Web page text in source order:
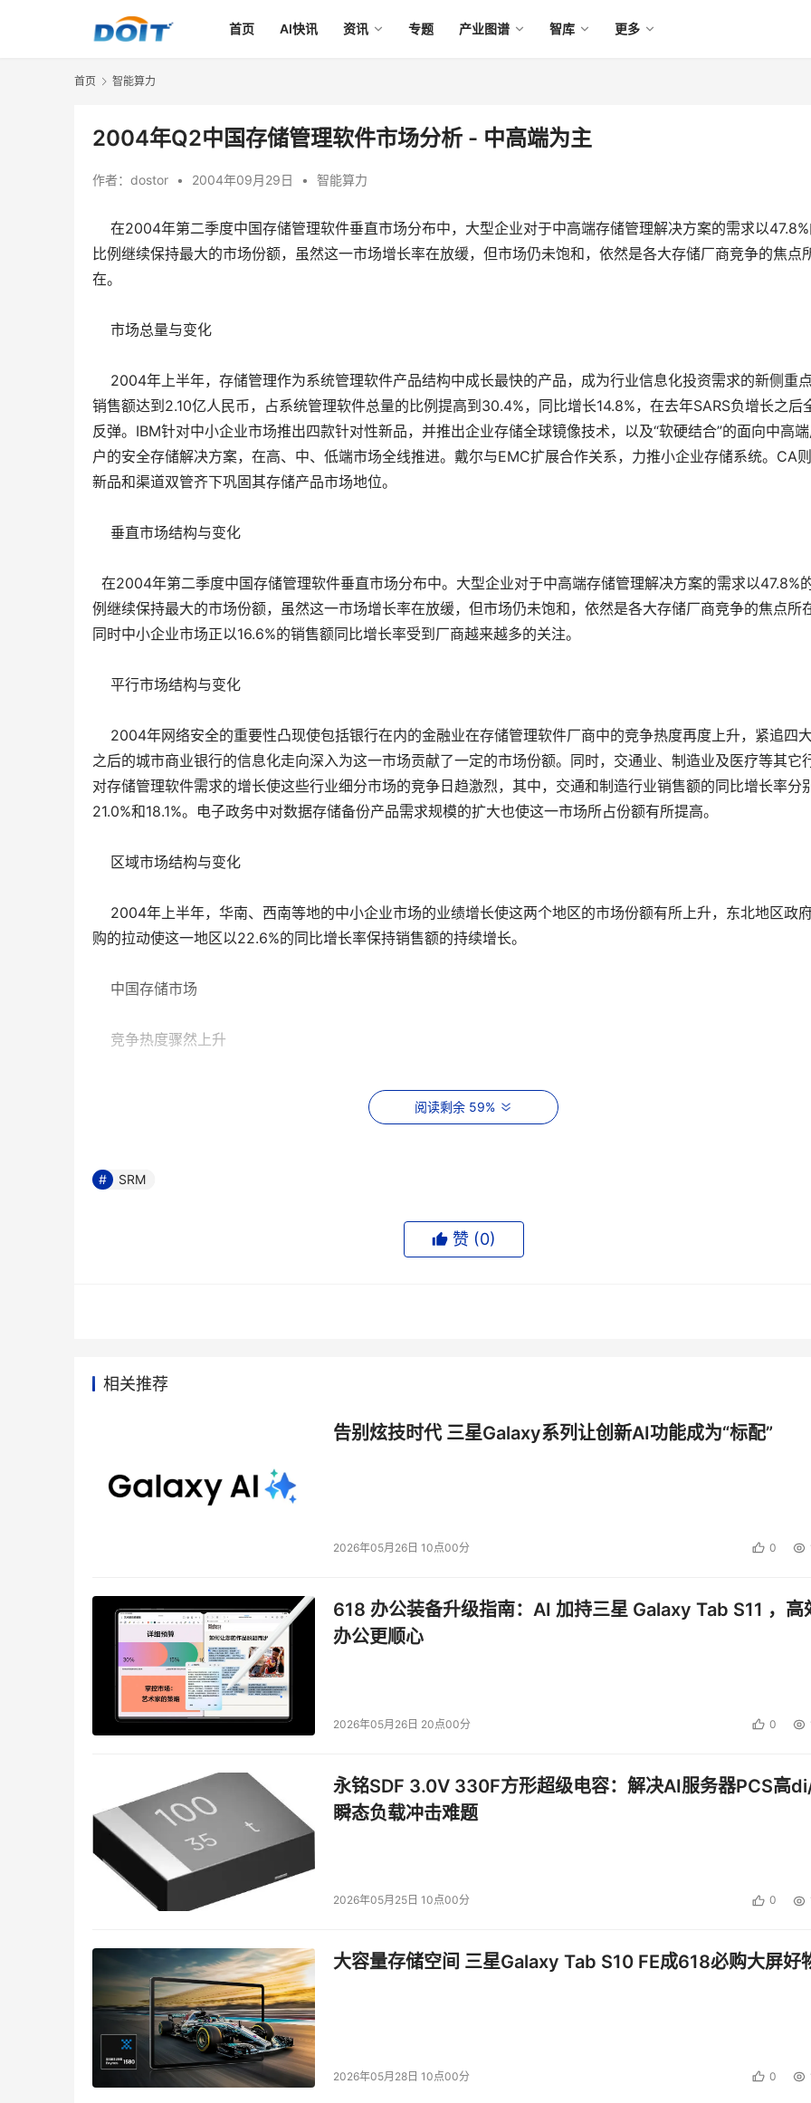
首页 AI快讯 资讯 专题 产业图谱 智库 更多
首页 智能算力
2004年Q2中国存储管理软件市场分析 - 中高端为主
作者： dostor • 2004年09月29日 • 智能算力
在2004年第二季度中国存储管理软件垂直市场分布中，大型企业对于中高端存储管理解决方案的需求以
比例继续保持最大的市场份额，虽然这一市场增长率在放缓，但市场仍未饱和，依然是各大存储厂商竞争的焦点
在。
市场总量与变化
2004年上半年，存储管理作为系统管理软件产品结构中成长最快的产品，成为行业信息化投资需求的新侧重点
销售额达到2.10亿人民币，占系统管理软件总量的比例提高到30.4%，同比增长14.8%，在去年SARS负增长之后
反弹。IBM针对中小企业市场推出四款针对性新品，并推出企业存储全球镜像技术，以及“软硬结合”的面向中高端
户的安全存储解决方案，在高、中、低端市场全线推进。戴尔与EMC扩展合作关系，力推小企业存储系统。CA
新品和渠道双管齐下巩固其存储产品市场地位。
垂直市场结构与变化
在2004年第二季度中国存储管理软件垂直市场分布中。大型企业对于中高端存储管理解决方案的需求以47.8%
例继续保持最大的市场份额，虽然这一市场增长率在放缓，但市场仍未饱和，依然是各大存储厂商竞争的焦点所在
同时中小企业市场正以16.6%的销售额同比增长率受到厂商越来越多的关注。
平行市场结构与变化
2004年网络安全的重要性凸现使包括银行在内的金融业在存储管理软件厂商中的竞争热度再度上升，紧追四
之后的城市商业银行的信息化走向深入为这一市场贡献了一定的市场份额。同时，交通业、制造业及医疗等其它
对存储管理软件需求的增长使这些行业细分市场的竞争日趋激烈，其中，交通和制造行业销售额的同比增长率分
21.0%和18.1%。电子政务中对数据存储备份产品需求规模的扩大也使这一市场所占份额有所提高。
区域市场结构与变化
2004年上半年，华南、西南等地的中小企业市场的业绩增长使这两个地区的市场份额有所上升，东北地区政
购的拉动使这一地区以22.6%的同比增长率保持销售额的持续增长。
中国存储市场
竞争热度骤然上升
第二季度的存储市场几乎成为整个软件市场的焦点，各厂商纷纷发力，通过推新品、推概念、拓展渠道、建立
联盟等各种策略抢占这个正在快速增长的存储市场的制高点。特别是戴尔公司董事长迈克尔?戴尔访华时宣布“未来
1．低端市场成为厂商关注重点
在高端市场竞争日趋饱和、利润率日渐趋薄的市场形势下，存储厂商开始更多地把眼光投向中小企业，并根据
在推进，戴尔则为小规模企业建立了自己的PowerVault存储系统。
2．信息生命周期管理成为存储厂 商新策略
去年出现的“信息生命周期管理”今年已成为整个IT市场的热门话题。尽管各有不尽相同的涵义诠释，但目前已经
这个概念，也可以在许多场合看到或听到许多关于“信息生命周期管理”的信息。
例如，CA公布了其信息生命周期管理战略，StorageTek也在上海、广州、北京三地发力，推销其信息生命周
理解决方案。IBM则以IBM TotalStorage Data Retention 450新品发布来配合宣传其信息生命周期管理理念。
和浪潮达成合作计划，浪潮将以自有品牌的方式销售EMC的中低端存储技术和系列解决方案，并在基于“信息生命
期管理”之上的软件、硬件和服务开展全方位合作。
3．厂商竞争升级为组合竞争
最近，EMC与浪潮在北京正式联盟，双方展开“双剑合璧，逐鹿存储”的合作。联想则与日立数据(HDS)建立了
联盟，宣布共同逐鹿中国存储市场。而朝华科技和IBM、HDS、北电网络等多家存储厂商组建了“阳光俱乐部”。此
外，DELL和EMC全球性结盟后的存储产品也开始进入国内市场。至此，中外厂商通过“合纵连横”的组合策略，在
国存储市场完成了基本的布局，存储厂商之间的竞争升级为厂商组合之间的竞争。（文 / 《软件世界》）
图1 2003~2004年上半年中国存储管理软件的市场总量
阅读剩余 59%
SRM
赞 (0)
相关推荐
告别炫技时代 三星Galaxy系列让创新AI功能成为“标配”
2026年05月26日 10点00分 0
618 办公装备升级指南：AI 加持三星 Galaxy Tab S11 ，高
办公更顺心
2026年05月26日 20点00分 0
永铭SDF 3.0V 330F方形超级电容：解决AI服务器PCS高
瞬态负载冲击难题
2026年05月25日 10点00分 0
大容量存储空间 三星Galaxy Tab S10 FE成618必购大屏好
2026年05月28日 10点00分 0